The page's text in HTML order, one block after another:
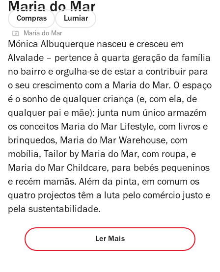
Maria do Mar
Compras Lumiar
Maria do Mar
Mónica Albuquerque nasceu e cresceu em
Alvalade – pertence à quarta geração da família
no bairro e orgulha-se de estar a contribuir para
o seu crescimento com a Maria do Mar. O espaço
é o sonho de qualquer criança (e, com ela, de
qualquer pai e mãe): junta num único armazém
os conceitos Maria do Mar Lifestyle, com livros e
brinquedos, Maria do Mar Warehouse, com
mobília, Tailor by Maria do Mar, com roupa, e
Maria do Mar Childcare, para bebés pequeninos
e recém mamãs. Além da pinta, em comum os
quatro projectos têm a luta pelo comércio justo e
pela sustentabilidade.
Ler Mais